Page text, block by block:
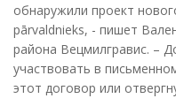
обнаружили проект
pārvaldnieks, - пишет
района Вецмилгравис. –
участвовать в
этот договор или